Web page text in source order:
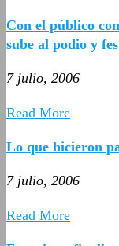
Con el público
sube al podio y
7 julio, 2006
Read More
Lo que hicieron
7 julio, 2006
Read More